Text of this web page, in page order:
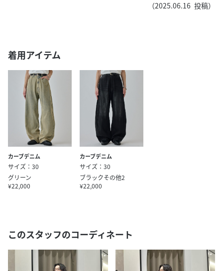
（2025.06.16 投稿）
着用アイテム
カーブデニム
サイズ：30
グリーン
¥22,000
カーブデニム
サイズ：30
ブラックその他2
¥22,000
このスタッフのコーディネート